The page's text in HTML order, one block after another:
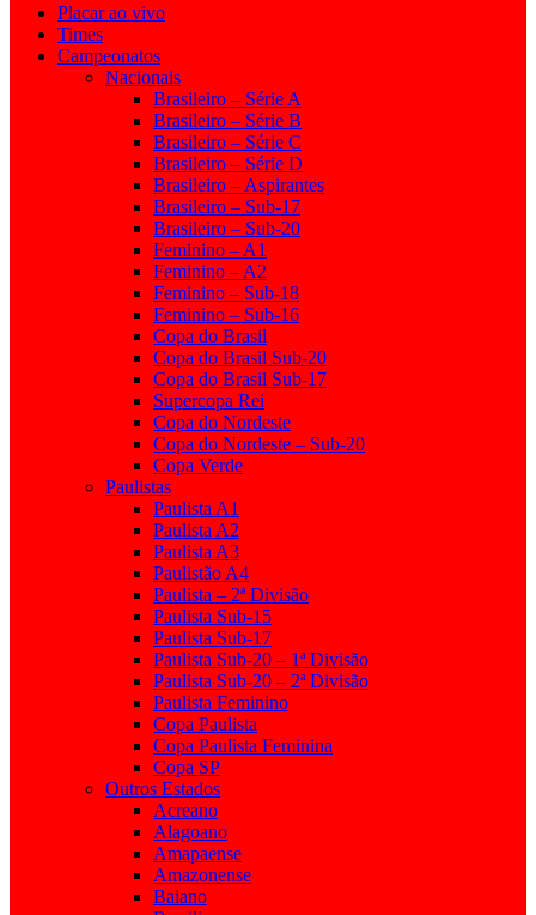
Placar ao vivo
Times
Campeonatos
Nacionais
Brasileiro – Série A
Brasileiro – Série B
Brasileiro – Série C
Brasileiro – Série D
Brasileiro – Aspirantes
Brasileiro – Sub-17
Brasileiro – Sub-20
Feminino – A1
Feminino – A2
Feminino – Sub-18
Feminino – Sub-16
Copa do Brasil
Copa do Brasil Sub-20
Copa do Brasil Sub-17
Supercopa Rei
Copa do Nordeste
Copa do Nordeste – Sub-20
Copa Verde
Paulistas
Paulista A1
Paulista A2
Paulista A3
Paulistão A4
Paulista – 2ª Divisão
Paulista Sub-15
Paulista Sub-17
Paulista Sub-20 – 1ª Divisão
Paulista Sub-20 – 2ª Divisão
Paulista Feminino
Copa Paulista
Copa Paulista Feminina
Copa SP
Outros Estados
Acreano
Alagoano
Amapaense
Amazonense
Baiano